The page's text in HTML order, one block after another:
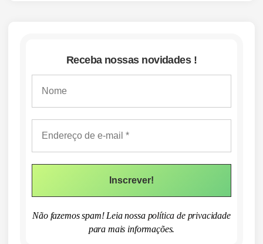
Receba nossas novidades !
Não fazemos spam! Leia nossa política de privacidade
para mais informações.